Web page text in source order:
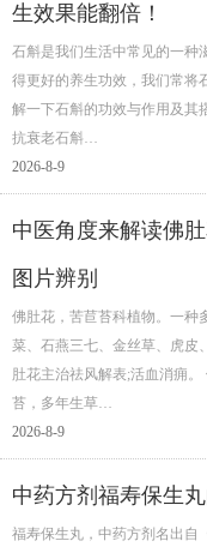
生效果能翻倍！
石斛是我们生活中常见的一种
得更好的养生功效，我们常将
解一下石斛的功效与作用及其
抗衰老石斛…
2026-8-9
中医角度来解读佛
图片辨别
佛肚花，苦苣苔科植物。一种
菜、石燕三七、金丝草、虎皮
肚花主治祛风解表;活血消痈
苔，多年生草…
2026-8-9
中药方剂福寿保生
福寿保生丸，中药方剂名出自